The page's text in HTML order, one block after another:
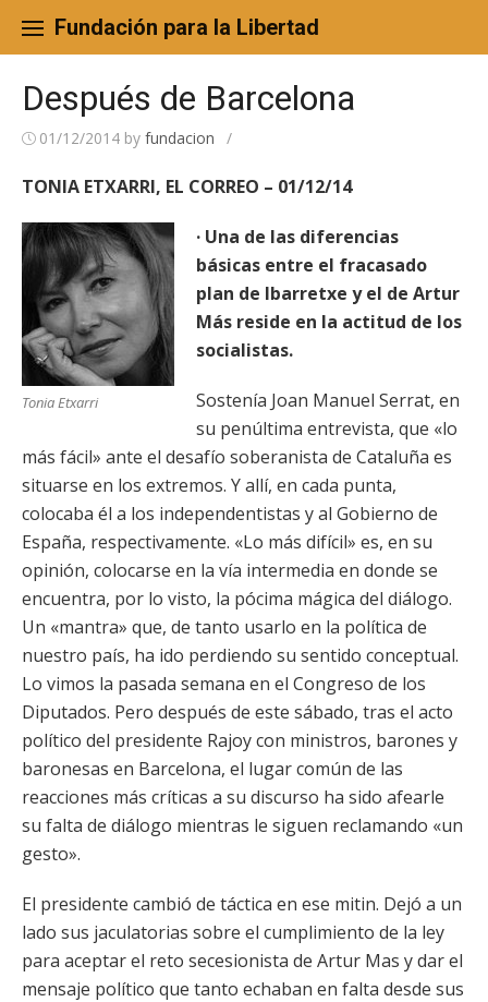
content
Fundación para la Libertad
Después de Barcelona
01/12/2014 by fundacion /
TONIA ETXARRI, EL CORREO – 01/12/14
Tonia Etxarri
· Una de las diferencias
básicas entre el fracasado
plan de Ibarretxe y el de Artur
Más reside en la actitud de los
socialistas.
Sostenía Joan Manuel Serrat, en
su penúltima entrevista, que «lo
más fácil» ante el desafío soberanista de Cataluña es
situarse en los extremos. Y allí, en cada punta,
colocaba él a los independentistas y al Gobierno de
España, respectivamente. «Lo más difícil» es, en su
opinión, colocarse en la vía intermedia en donde se
encuentra, por lo visto, la pócima mágica del diálogo.
Un «mantra» que, de tanto usarlo en la política de
nuestro país, ha ido perdiendo su sentido conceptual.
Lo vimos la pasada semana en el Congreso de los
Diputados. Pero después de este sábado, tras el acto
político del presidente Rajoy con ministros, barones y
baronesas en Barcelona, el lugar común de las
reacciones más críticas a su discurso ha sido afearle
su falta de diálogo mientras le siguen reclamando «un
gesto».
El presidente cambió de táctica en ese mitin. Dejó a un
lado sus jaculatorias sobre el cumplimiento de la ley
para aceptar el reto secesionista de Artur Mas y dar el
mensaje político que tanto echaban en falta desde sus